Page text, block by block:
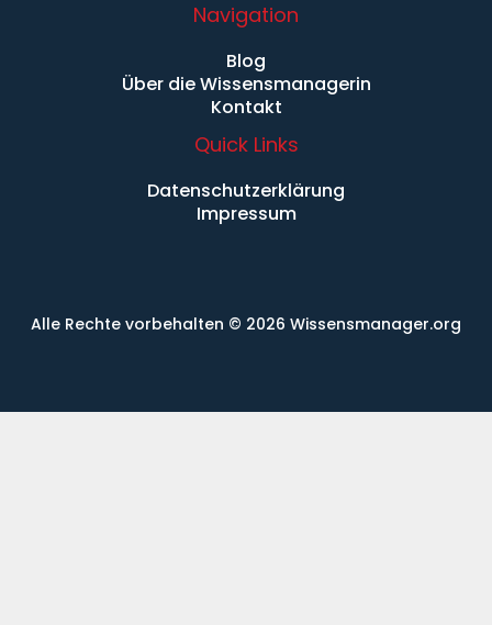
Navigation
Blog
Über die Wissensmanagerin
Kontakt
Quick Links
Datenschutzerklärung
Impressum
Alle Rechte vorbehalten © 2026 Wissensmanager.org